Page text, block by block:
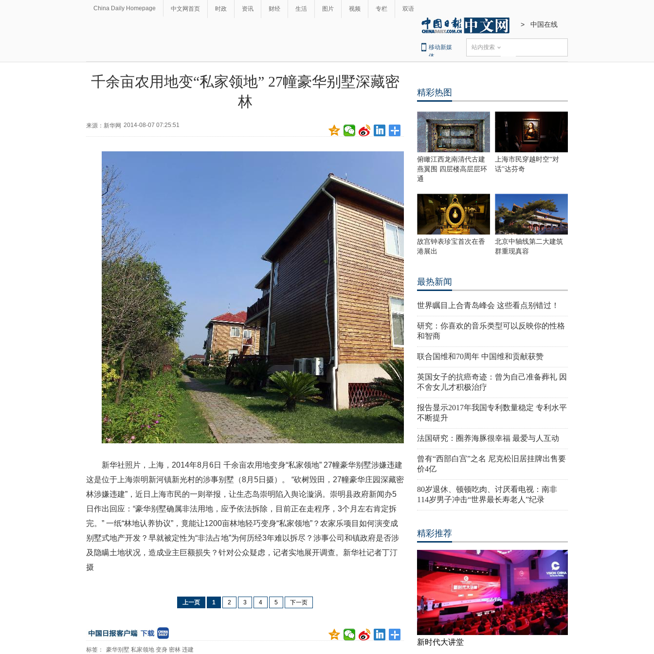
China Daily Homepage 中文网首页 时政 资讯 财经 生活 图片 视频 专栏 双语
> 中国在线
移动新媒
体
站内搜索
千余亩农用地变“私家领地” 27幢豪华别墅深藏密
林
来源：新华网 2014-08-07 07:25:51
新华社照片，上海，2014年8月6日 千余亩农用地变身“私家领地” 27幢豪华别墅涉嫌违建
这是位于上海崇明新河镇新光村的涉事别墅（8月5日摄）。 “砍树毁田，27幢豪华庄园深藏密
林涉嫌违建”，近日上海市民的一则举报，让生态岛崇明陷入舆论漩涡。崇明县政府新闻办5
日作出回应：“豪华别墅确属非法用地，应予依法拆除，目前正在走程序，3个月左右肯定拆
完。” 一纸“林地认养协议”，竟能让1200亩林地轻巧变身“私家领地”？农家乐项目如何演变成
别墅式地产开发？早就被定性为“非法占地”为何历经3年难以拆尽？涉事公司和镇政府是否涉
及隐瞒土地状况，造成业主巨额损失？针对公众疑虑，记者实地展开调查。新华社记者丁汀
摄
上一页 1 2 3 4 5 下一页
标签： 豪华别墅 私家领地 变身 密林 违建
精彩热图
俯瞰江西龙南清代古建
燕翼围 四层楼高层层环
通
上海市民穿越时空“对
话”达芬奇
故宫钟表珍宝首次在香
港展出
北京中轴线第二大建筑
群重现真容
最热新闻
世界瞩目上合青岛峰会 这些看点别错过！
研究：你喜欢的音乐类型可以反映你的性格
和智商
联合国维和70周年 中国维和贡献获赞
英国女子的抗癌奇迹：曾为自己准备葬礼 因
不舍女儿才积极治疗
报告显示2017年我国专利数量稳定 专利水平
不断提升
法国研究：圈养海豚很幸福 最爱与人互动
曾有“西部白宫”之名 尼克松旧居挂牌出售要
价4亿
80岁退休、顿顿吃肉、讨厌看电视：南非
114岁男子冲击“世界最长寿老人”纪录
精彩推荐
新时代大讲堂